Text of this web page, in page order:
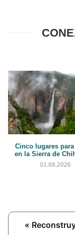
Cinco lugares
en la Sierra de
01.08.2026
Previous
«